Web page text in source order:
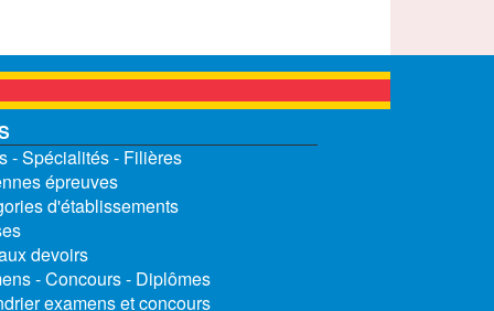
- Spécialités - Filières
épreuves
d'établissements
devoirs
- Concours - Diplômes
examens et concours